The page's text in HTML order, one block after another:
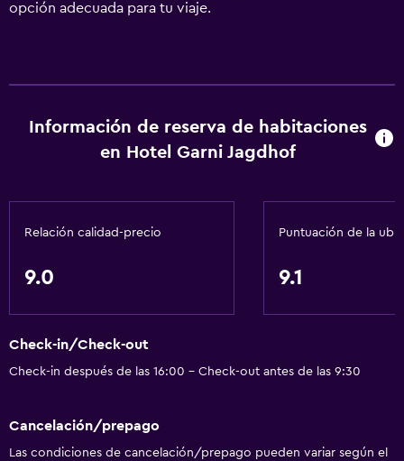
opción adecuada para tu viaje.
Información de reserva de habitaciones
en Hotel Garni Jagdhof
Relación calidad-precio
9.0
Puntuación de la
9.1
Check-in/Check-out
Check-in después de las 16:00 - Check-out antes de las 9:30
Cancelación/prepago
Las condiciones de cancelación/prepago pueden variar según el